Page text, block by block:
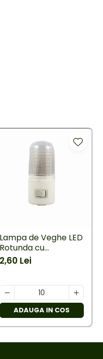
Lampa de Veghe LED
Rotunda cu
Intrerupator
2,60 Lei
ADAUGA IN COS